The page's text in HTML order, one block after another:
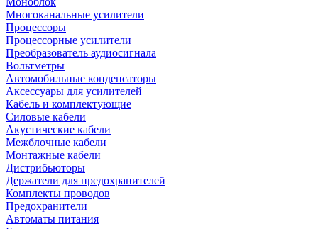
Многоканальные усилители
Процессоры
Процессорные усилители
Преобразователь аудиосигнала
Вольтметры
Автомобильные конденсаторы
Аксессуары для усилителей
Кабель и комплектующие
Силовые кабели
Акустические кабели
Межблочные кабели
Монтажные кабели
Дистрибьюторы
Держатели для предохранителей
Комплекты проводов
Предохранители
Автоматы питания